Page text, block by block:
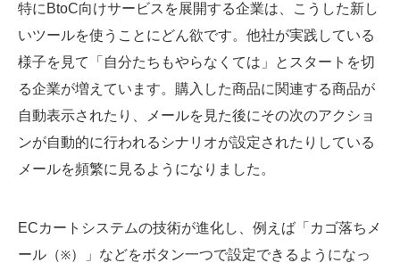
特にBtoC向けサービスを展開する企業は、こうした新し
いツールを使うことにどん欲です。他社が実践している
様子を見て「自分たちもやらなくては」とスタートを切
る企業が増えています。購入した商品に関連する商品が
自動表示されたり、メールを見た後にその次のアクショ
ンが自動的に行われるシナリオが設定されたりしている
メールを頻繁に見るようになりました。
ECカートシステムの技術が進化し、例えば「カゴ落ちメ
ール（※）」などをボタン一つで設定できるようになっ